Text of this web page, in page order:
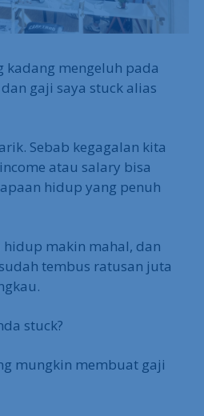
kadang mengeluh pada
gaji saya stuck alias
Sebab kegagalan kita
atau salary bisa
hidup yang penuh
hidup makin mahal, dan
tembus ratusan juta
stuck?
mungkin membuat gaji